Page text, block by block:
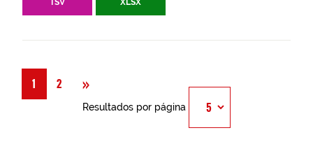
TSV XLSX
1 2 »
Resultados por página